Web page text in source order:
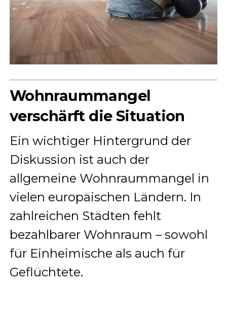
Wohnraummangel
verschärft die Situation
Ein wichtiger Hintergrund der
Diskussion ist auch der
allgemeine Wohnraummangel in
vielen europäischen Ländern. In
zahlreichen Städten fehlt
bezahlbarer Wohnraum – sowohl
für Einheimische als auch für
Geflüchtete.